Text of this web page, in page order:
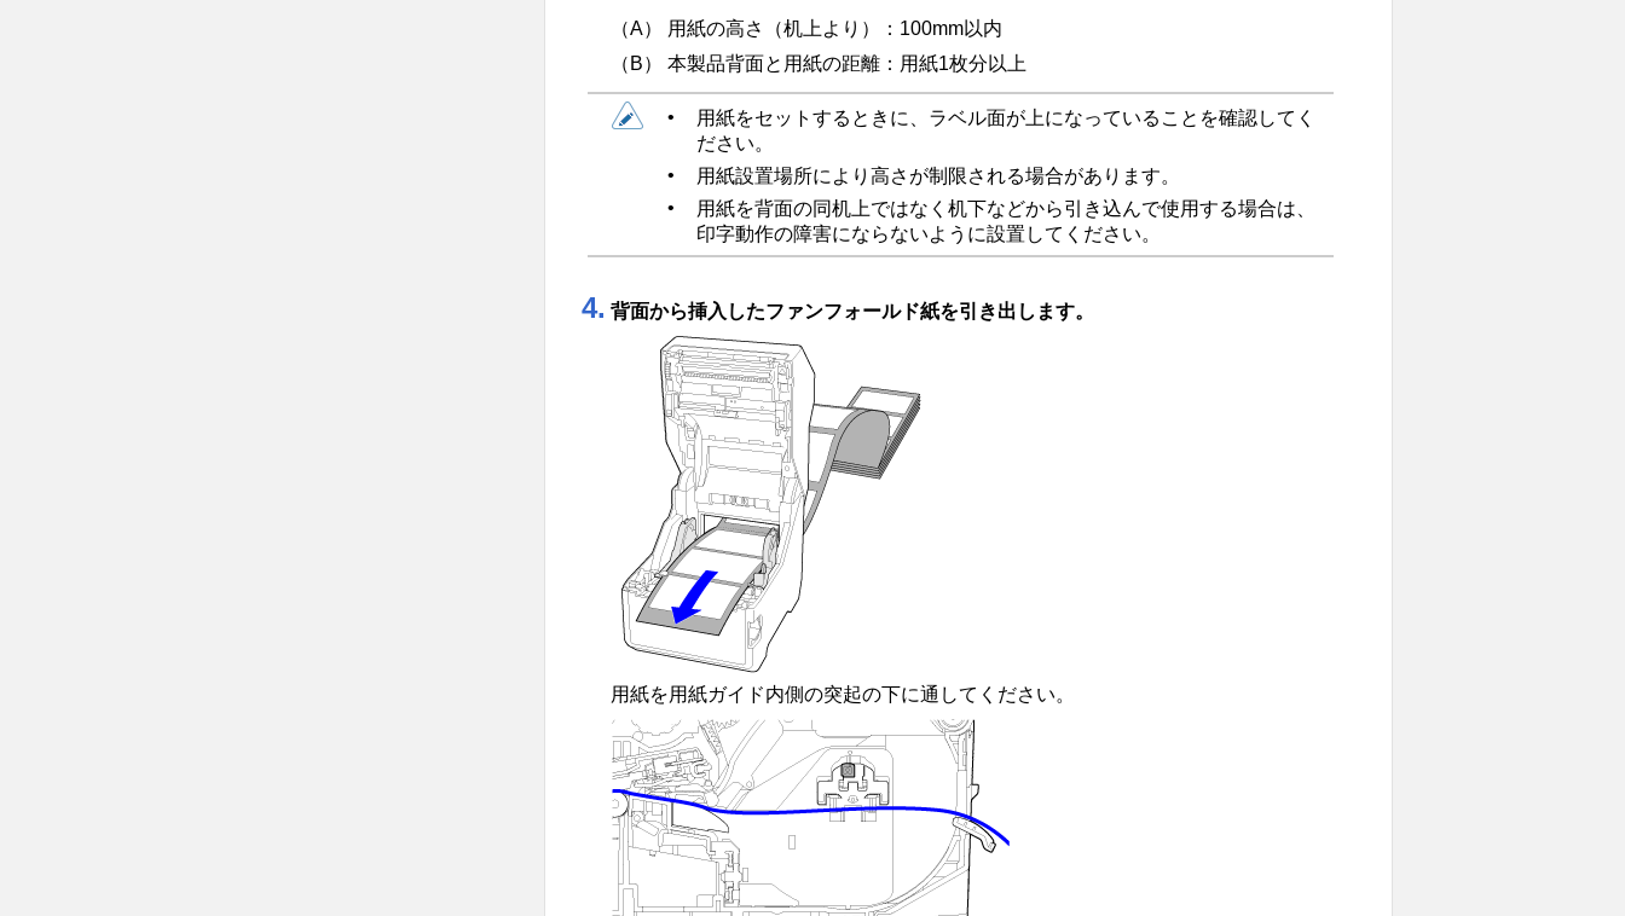
（A） 用紙の高さ（机上より）：100mm以内
（B） 本製品背面と用紙の距離：用紙1枚分以上
•
用紙をセットするときに、ラベル面が上になっていることを確認してく
ださい。
•
用紙設置場所により高さが制限される場合があります。
•
用紙を背面の同机上ではなく机下などから引き込んで使用する場合は、
印字動作の障害にならないように設置してください。
4. 背面から挿入したファンフォールド紙を引き出します。
用紙を用紙ガイド内側の突起の下に通してください。